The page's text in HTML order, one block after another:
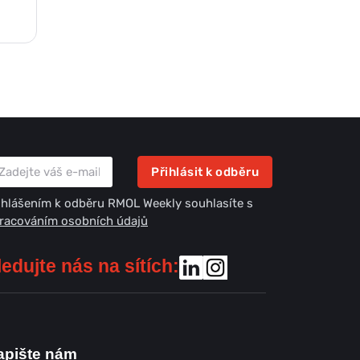
Přihlásit k odběru
k odběru RMOL Weekly souhlasíte s
osobních údajů
nás na sítích:
nám